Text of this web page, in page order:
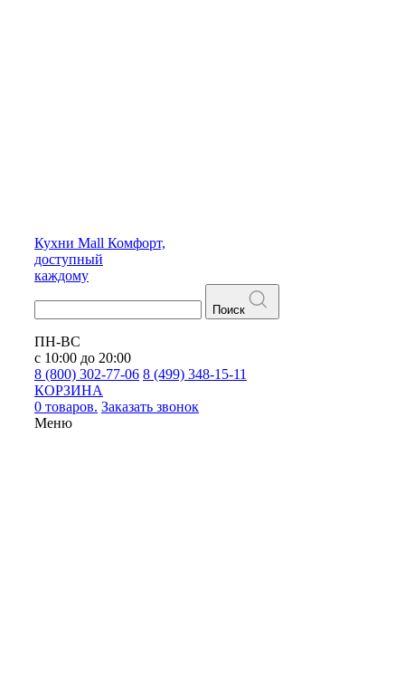
Кухни Mall Комфорт,
доступный
каждому
Поиск
ПН-ВС
с 10:00 до 20:00
8 (800) 302-77-06 8 (499) 348-15-11
КОРЗИНА
0 товаров. Заказать звонок
Меню